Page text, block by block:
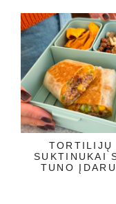
TORTILIJŲ
SUKTINUKAI
TUNO ĮDARU